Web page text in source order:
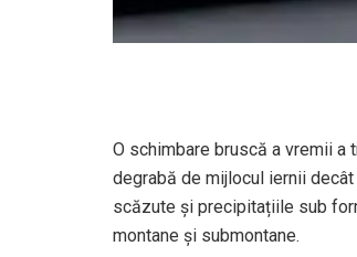
O schimbare bruscă a vremii a
degrabă de mijlocul iernii
scăzute și precipitațiile sub
montane și submontane.